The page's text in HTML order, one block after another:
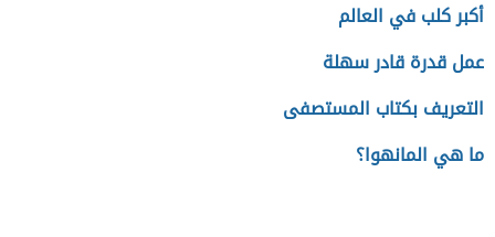
أكبر كلب في العالم
عمل قدرة قادر سهلة
التعريف بكتاب المستصفى
ما هي المانهوا؟